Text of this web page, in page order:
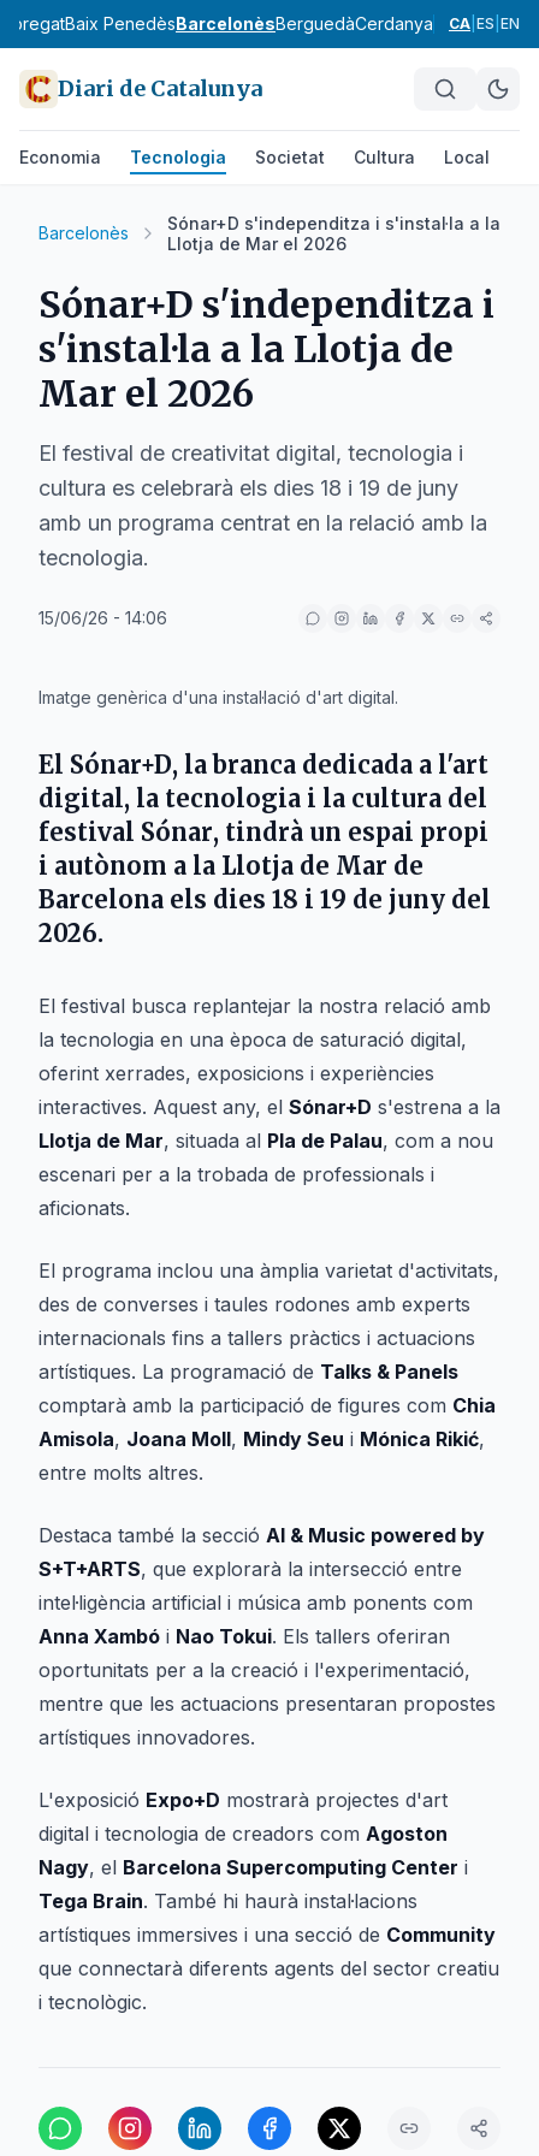
Baix PenedèsBarcelonèsBerguedàCerdanya Conca de
CA ES EN
Diari de Catalunya
Economia Tecnologia Societat Cultura Local
Barcelonès
Sónar+D s'independitza i s'instal·la a la
Llotja de Mar el 2026
Sónar+D s'independitza i
s'instal·la a la Llotja de
Mar el 2026
El festival de creativitat digital, tecnologia i
cultura es celebrarà els dies 18 i 19 de juny
amb un programa centrat en la relació amb la
tecnologia.
15/06/26 - 14:06
Imatge genèrica d'una instal·lació d'art digital.
El Sónar+D, la branca dedicada a l'art
digital, la tecnologia i la cultura del
festival Sónar, tindrà un espai propi
i autònom a la Llotja de Mar de
Barcelona els dies 18 i 19 de juny del
2026.
El festival busca replantejar la nostra relació amb
la tecnologia en una època de saturació digital,
oferint xerrades, exposicions i experiències
interactives. Aquest any, el Sónar+D s'estrena a la
Llotja de Mar, situada al Pla de Palau, com a nou
escenari per a la trobada de professionals i
aficionats.
El programa inclou una àmplia varietat d'activitats,
des de converses i taules rodones amb experts
internacionals fins a tallers pràctics i actuacions
artístiques. La programació de Talks & Panels
comptarà amb la participació de figures com Chia
Amisola, Joana Moll, Mindy Seu i Mónica Rikić,
entre molts altres.
Destaca també la secció AI & Music powered by
S+T+ARTS, que explorarà la intersecció entre
intel·ligència artificial i música amb ponents com
Anna Xambó i Nao Tokui. Els tallers oferiran
oportunitats per a la creació i l'experimentació,
mentre que les actuacions presentaran propostes
artístiques innovadores.
L'exposició Expo+D mostrarà projectes d'art
digital i tecnologia de creadors com Agoston
Nagy, el Barcelona Supercomputing Center i
Tega Brain. També hi haurà instal·lacions
artístiques immersives i una secció de Community
que connectarà diferents agents del sector creatiu
i tecnològic.